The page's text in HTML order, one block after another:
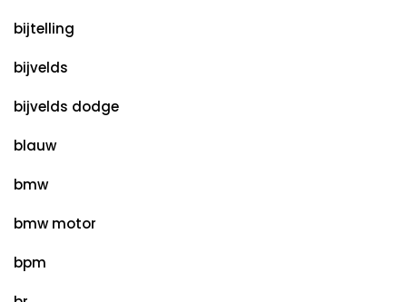
bijtelling
bijvelds
bijvelds dodge
blauw
bmw
bmw motor
bpm